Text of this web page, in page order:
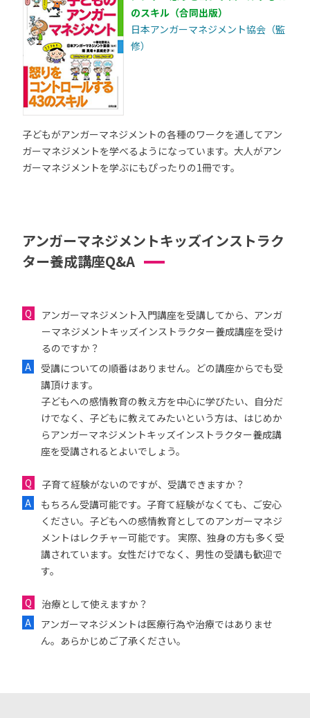
のスキル（合同出版）
日本アンガーマネジメント協会（監
修）
子どもがアンガーマネジメントの各種のワークを通してアン
ガーマネジメントを学べるようになっています。大人がアン
ガーマネジメントを学ぶにもぴったりの1冊です。
アンガーマネジメントキッズインストラク
ター養成講座Q&A
アンガーマネジメント入門講座を受講してから、アンガ
ーマネジメントキッズインストラクター養成講座を受け
るのですか？
受講についての順番はありません。どの講座からでも受
講頂けます。
子どもへの感情教育の教え方を中心に学びたい、自分だ
けでなく、子どもに教えてみたいという方は、はじめか
らアンガーマネジメントキッズインストラクター養成講
座を受講されるとよいでしょう。
子育て経験がないのですが、受講できますか？
もちろん受講可能です。子育て経験がなくても、ご安心
ください。子どもへの感情教育としてのアンガーマネジ
メントはレクチャー可能です。 実際、独身の方も多く受
講されています。女性だけでなく、男性の受講も歓迎で
す。
治療として使えますか？
アンガーマネジメントは医療行為や治療ではありませ
ん。あらかじめご了承ください。